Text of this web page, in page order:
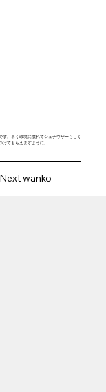
。早く環境に慣れてシュナウザーらしく
てもらえますように。
Next wanko